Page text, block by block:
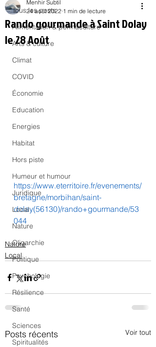
Tous les posts
Alimentation & permaculture
Arts & culture
Climat
COVID
Économie
Education
Energies
Habitat
Hors piste
Humeur et humour
Juridique
Local
Nature
Oligarchie
Politique
Psychologie
Résilience
Santé
Sciences
Spiritualités
Rando gourmande à Saint Dolay
le 28 Août
Menhir Subtil
24 août 2022 1 min de lecture
https://www.eterritoire.fr/evenements/
bretagne/morbihan/saint-
dolay(56130)/rando+gourmande/53
044
Nature
Local
Posts récents Voir tout